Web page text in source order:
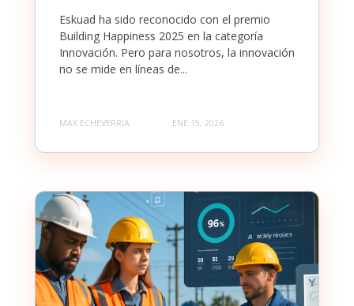
Eskuad ha sido reconocido con el premio
Building Happiness 2025 en la categoría
Innovación. Pero para nosotros, la innovación
no se mide en líneas de...
MAX ECHEVERRIA ENE 15, 2026